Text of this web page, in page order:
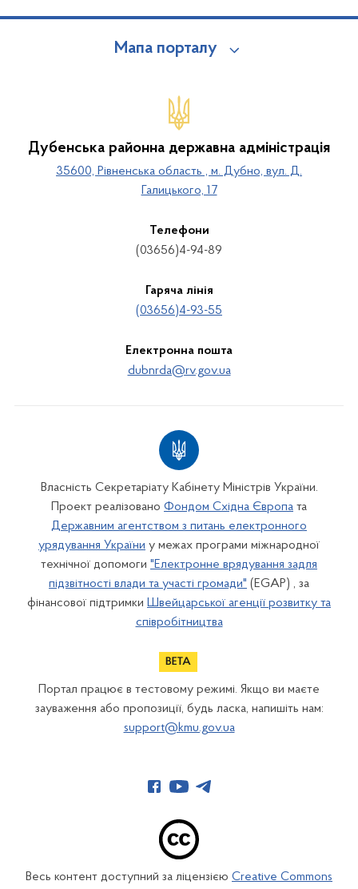
Мапа порталу
Дубенська районна державна адміністрація
35600, Рівненська область , м. Дубно, вул. Д.
Галицького, 17
Телефони
(03656)4-94-89
Гаряча лінія
(03656)4-93-55
Електронна пошта
dubnrda@rv.gov.ua
Власність Секретаріату Кабінету Міністрів України.
Проект реалізовано Фондом Східна Європа та
Державним агентством з питань електронного
урядування України у межах програми міжнародної
технічної допомоги "Електронне врядування задля
підзвітності влади та участі громади" (EGAP) , за
фінансової підтримки Швейцарської агенції розвитку та
співробітництва
Портал працює в тестовому режимі. Якщо ви маєте
зауваження або пропозиції, будь ласка, напишіть нам:
support@kmu.gov.ua
Весь контент доступний за ліцензією Creative Commons